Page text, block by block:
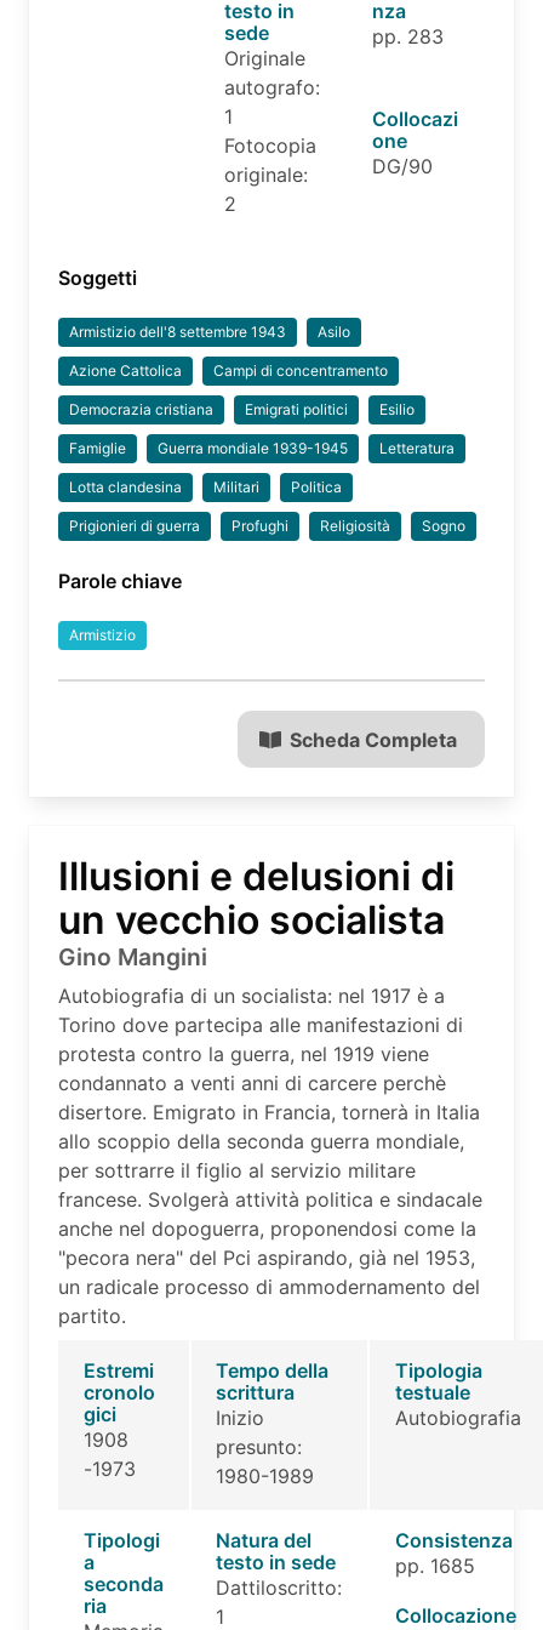
testo in
sede
Originale
autografo:
1
Fotocopia
originale:
2
nza
pp. 283
Collocazi
one
DG/90
Soggetti
Armistizio dell'8 settembre 1943 Asilo
Azione Cattolica Campi di concentramento
Democrazia cristiana Emigrati politici Esilio
Famiglie Guerra mondiale 1939-1945 Letteratura
Lotta clandesina Militari Politica
Prigionieri di guerra Profughi Religiosità Sogno
Parole chiave
Armistizio
Scheda Completa
Illusioni e delusioni di
un vecchio socialista
Gino Mangini
Autobiografia di un socialista: nel 1917 è a
Torino dove partecipa alle manifestazioni di
protesta contro la guerra, nel 1919 viene
condannato a venti anni di carcere perchè
disertore. Emigrato in Francia, tornerà in Italia
allo scoppio della seconda guerra mondiale,
per sottrarre il figlio al servizio militare
francese. Svolgerà attività politica e sindacale
anche nel dopoguerra, proponendosi come la
"pecora nera" del Pci aspirando, già nel 1953,
un radicale processo di ammodernamento del
partito.
Estremi
cronolo
gici
1908
-1973
Tempo della
scrittura
Inizio
presunto:
1980-1989
Tipologia
testuale
Autobiografia
Tipologi
a
seconda
ria
Natura del
testo in sede
Dattiloscritto:
1
Consistenza
pp. 1685
Collocazione